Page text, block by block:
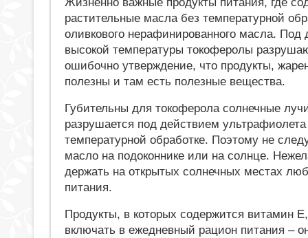
растительные масла без температурной
оливкового нерафинированного масла. Под
высокой температуры токоферолы
ошибочно утверждение, что продукты,
полезны и там есть полезные вещества.
Губительны для токоферола солнечные
разрушается под действием ультрафиолета
температурной обработке. Поэтому не
масло на подоконнике или на солнце.
держать на открытых солнечных местах
питания.
Продукты, в которых содержится витамин
включать в ежедневный рацион питания –